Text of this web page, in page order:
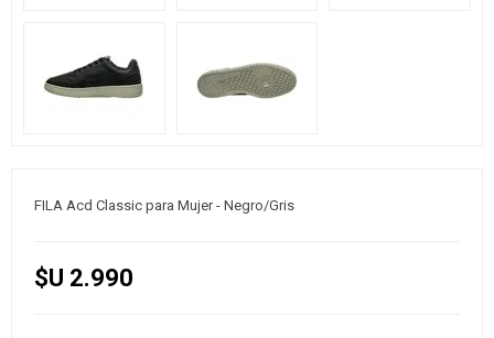
FILA Acd Classic para Mujer - Negro/Gris
$U 2.990